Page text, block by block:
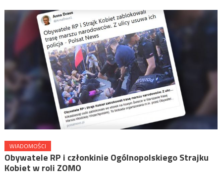
WIADOMOŚCI
Obywatele RP i członkinie Ogólnopolskiego Strajku
Kobiet w roli ZOMO